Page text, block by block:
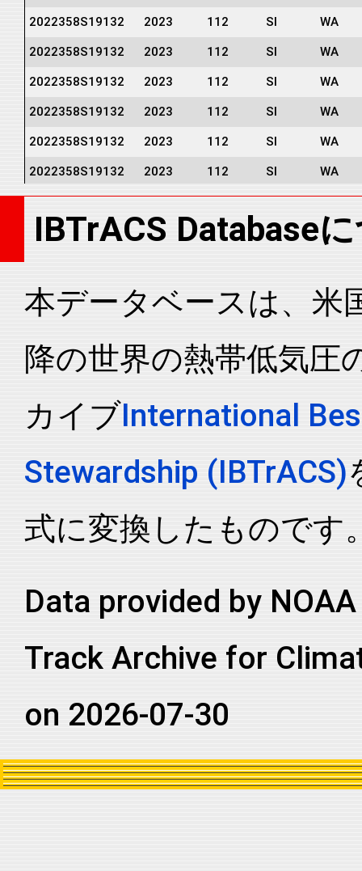
2022358S19132 2023 112 SI WA
2022358S19132 2023 112 SI WA
2022358S19132 2023 112 SI WA
2022358S19132 2023 112 SI WA
2022358S19132 2023 112 SI WA
2022358S19132 2023 112 SI WA
2022358S19132 2023 112 SI WA
2022358S19132 2023 112 SI WA
2022358S19132 2023 112 SP EA
2022358S19132 SP EA
2022358S19132 2023 112 SP EA
2022358S19132 2023 112 SP EA
2022358S19132 2023 112 SP EA
2022358S19132 2023 112 SP EA
2022358S19132 2023 112 SI WA
2022358S19132
2022358S19132 2023 112 SI WA
2022358S19132 2023 112
2022358S19132 2023 112 SI WA
IBTrACS Database
本データベースは、米
降の世界の熱帯低気圧
カイブInternational
Stewardship (IBTrACS)
式に変換したものです
Data provided by
Track Archive for
on 2026-07-30